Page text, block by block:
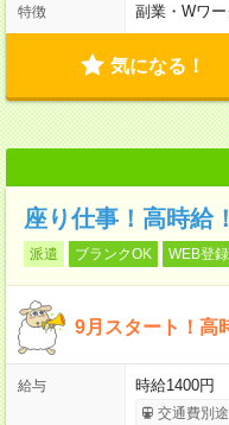
特徴 副業・Wワ
気になる！
座り仕事！高時給
派遣 ブランクOK WEB登
9月スタート！高
給与 時給1400円
交通費別